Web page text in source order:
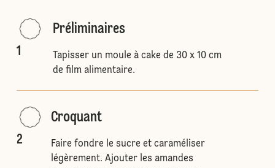
1
Préliminaires
Tapisser un moule à cake de 30 x 10 cm
de film alimentaire.
2
Croquant
Faire fondre le sucre et caraméliser
légèrement. Ajouter les amandes